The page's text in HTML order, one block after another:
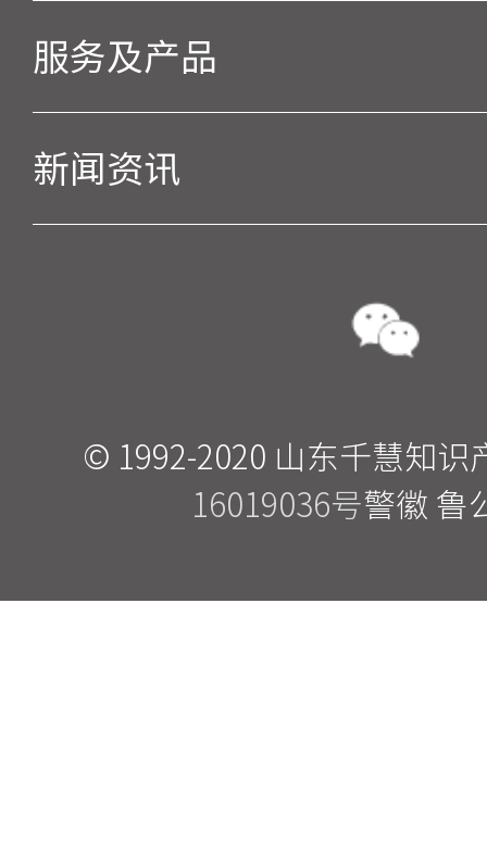
服务及产品
新闻资讯
© 1992-2020 山东千慧知
16019036号警徽 鲁